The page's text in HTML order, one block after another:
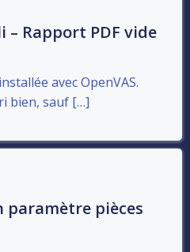
– Rapport PDF vide
avec OpenVAS.
bien, sauf […]
paramètre pièces